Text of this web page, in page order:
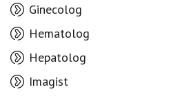
Ginecolog
Hematolog
Hepatolog
Imagist